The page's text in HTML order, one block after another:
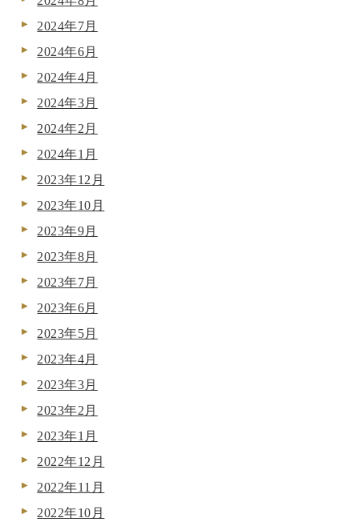
2024年7月
2024年6月
2024年4月
2024年3月
2024年2月
2024年1月
2023年12月
2023年10月
2023年9月
2023年8月
2023年7月
2023年6月
2023年5月
2023年4月
2023年3月
2023年2月
2023年1月
2022年12月
2022年11月
2022年10月